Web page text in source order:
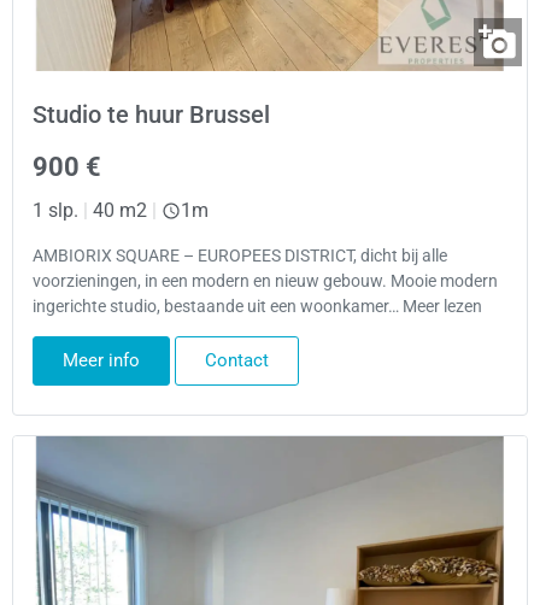
Studio te huur Brussel
900 €
1 slp. | 40 m2 | 1m
AMBIORIX SQUARE – EUROPEES DISTRICT, dicht bij alle
voorzieningen, in een modern en nieuw gebouw. Mooie modern
ingerichte studio, bestaande uit een woonkamer… Meer lezen
Meer info Contact